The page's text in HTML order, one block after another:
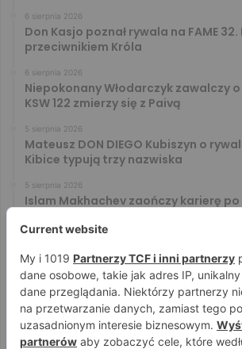
6 sierpnia 2026
Don Kasjo poznał rywala na FAME
przeciwnikiem Króla
6 sierpnia 2026
Niepokonany Włodarczyk zawalczy o
KSW 122 zmierzy się z Paivą
5 sierpnia 2026
Mateusz DON DIEGO Kubiszyn o
Kibice typują trzy nazwiska
5 sierpnia 2026
Islam Makhachev zaończy karierę po
Tańcula nie gryzł się w język.
zachowaniu Jacka Murańskiego
4 sierpnia 2026
Ostre spojrzenia Jóźwiaka i Ryty.
przed PRIME 18